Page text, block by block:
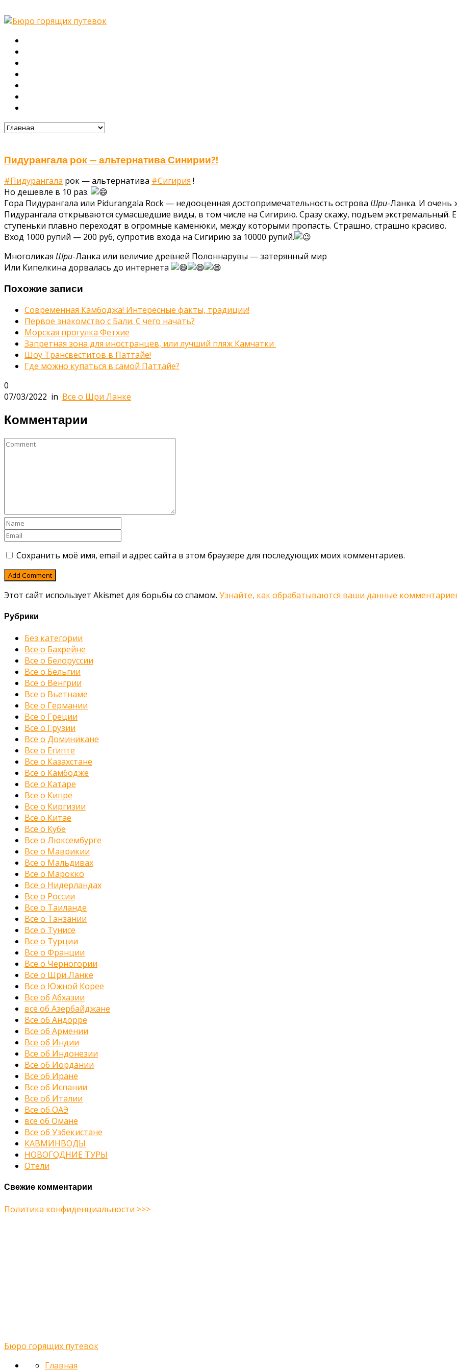
Пидурангала рок — альтернатива Синирии?!
#Пидурангала рок — альтернатива #Сигирия !
Но дешевле в 10 раз.
Гора Пидурангала или Pidurangala Rock — недооценная достопримечательность острова Шри-Ланка. И очень
Пидурангала открываются сумасшедшие виды, в том числе на Сигирию. Сразу скажу, подъем экстремальный.
ступеньки плавно переходят в огромные каменюки, между которыми пропасть. Страшно, страшно красиво.
Вход 1000 рупий — 200 руб, супротив входа на Сигирию за 10000 рупий.
Многоликая Шри-Ланка или величие древней Полоннарувы — затерянный мир
Или Кипелкина дорвалась до интернета
Похожие записи
Современная Камбоджа! Интересные факты, традиции!
Первое знакомство с Бали. С чего начать?
Морская прогулка Фетхие
Запретная зона для иностранцев, или лучший пляж Камчатки
Шоу Трансвеститов в Паттайе!
Где можно купаться в самой Паттайе?
0
07/03/2022 in Все о Шри Ланке
Комментарии
Сохранить моё имя, email и адрес сайта в этом браузере для последующих моих комментариев.
Этот сайт использует Akismet для борьбы со спамом. Узнайте, как обрабатываются ваши данные
Рубрики
Без категории
Все о Бахрейне
Все о Белоруссии
Все о Бельгии
Все о Венгрии
Все о Вьетнаме
Все о Германии
Все о Греции
Все о Грузии
Все о Доминикане
Все о Египте
Все о Казахстане
Все о Камбодже
Все о Катаре
Все о Кипре
Все о Киргизии
Все о Китае
Все о Кубе
Все о Люксембурге
Все о Маврикии
Все о Мальдивах
Все о Марокко
Все о Нидерландах
Все о России
Все о Таиланде
Все о Танзании
Все о Тунисе
Все о Турции
Все о Франции
Все о Черногории
Все о Шри Ланке
Все о Южной Корее
Все об Абхазии
все об Азербайджане
Все об Андорре
Все об Армении
Все об Индии
Все об Индонезии
Все об Иордании
Все об Иране
Все об Испании
Все об Италии
Все об ОАЭ
все об Омане
Все об Узбекистане
КАВМИНВОДЫ
НОВОГОДНИЕ ТУРЫ
Отели
Свежие комментарии
Политика конфиденциальности >>>
Бюро горящих путевок
Главная